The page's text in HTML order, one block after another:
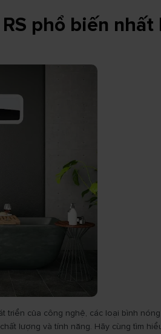
phổ biến nhất
của công nghệ, các loại bình
lượng và tính năng. Hãy cùng tìm